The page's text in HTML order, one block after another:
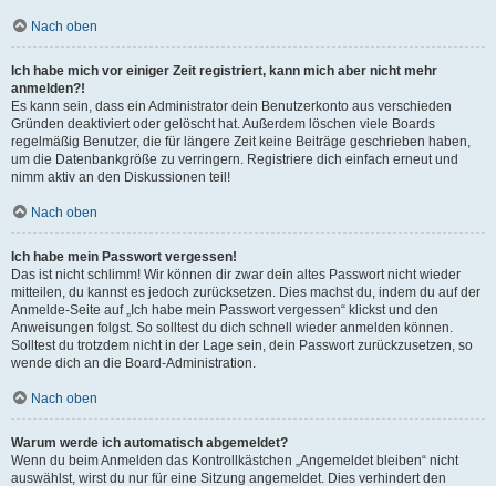
Nach oben
Ich habe mich vor einiger Zeit registriert, kann mich aber nicht mehr
anmelden?!
Es kann sein, dass ein Administrator dein Benutzerkonto aus verschieden
Gründen deaktiviert oder gelöscht hat. Außerdem löschen viele Boards
regelmäßig Benutzer, die für längere Zeit keine Beiträge geschrieben haben,
um die Datenbankgröße zu verringern. Registriere dich einfach erneut und
nimm aktiv an den Diskussionen teil!
Nach oben
Ich habe mein Passwort vergessen!
Das ist nicht schlimm! Wir können dir zwar dein altes Passwort nicht wieder
mitteilen, du kannst es jedoch zurücksetzen. Dies machst du, indem du auf der
Anmelde-Seite auf „Ich habe mein Passwort vergessen“ klickst und den
Anweisungen folgst. So solltest du dich schnell wieder anmelden können.
Solltest du trotzdem nicht in der Lage sein, dein Passwort zurückzusetzen, so
wende dich an die Board-Administration.
Nach oben
Warum werde ich automatisch abgemeldet?
Wenn du beim Anmelden das Kontrollkästchen „Angemeldet bleiben“ nicht
auswählst, wirst du nur für eine Sitzung angemeldet. Dies verhindert den